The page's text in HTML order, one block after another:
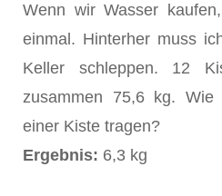
Wenn wir Wasser
einmal. Hinterher muss
Keller schleppen. 12
zusammen 75,6 kg.
einer Kiste tragen?
Ergebnis: 6,3 kg